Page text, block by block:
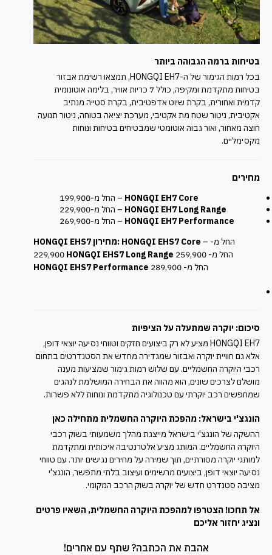
בטיחות ברמה הגבוהה ביותר
בכל רמות הגימור של ה-HONGQI EH7, תמצאו רשימת אבזור
בטיחות מתקדמת ומקיפה, כולל 7 כריות אוויר, בלימה אוטונומית
קדמית ואחורית, בקרת שיוט אדפטיבית, בקרת סטייה מנתיב
אקטיבית, ניטור שטח מת אקטיבי, מערכת יציאה בטוחה, ניטור תנועה
חוצה מאחור, ואור גבוה אוטומטי שמבטיחים בטיחות ונוחות
מקסימליים.
מחירים
HONGQI EH7 Core – החל מ-199,900 ₪
HONGQI EH7 Long Range – החל מ-229,900 ₪
HONGQI EH7 Performance – החל מ-269,900 ₪
HONGQI
EHS7 מחירון: HONGQI EHS7 Core – החל מ-
HONGQI EHS7 Long Range
HONGQI EHS7 Performance
סיכום: יוקרה שמתעלה על הציפיות
HONGQI EH7 מציע לא רק ביצועים חזקים וטווחי נסיעה יוצאי דופן,
אלא גם חוויית יוקרה ואבזור שמגדירה מחדש את הסטנדרטים בתחום
רכבי היוקרה החשמליים. עם שלוש רמות גימור שמציעות מענה
מושלם לצרכים שונים, הוא מהווה את הבחירה המושלמת לנהגים
שמחפשים רכב יוקרתי עם טכנולוגיה מתקדמת ונוחות ללא פשרות.
הונגצ'י בישראל: מהפכת היוקרה החשמלית מתחילה כאן
ההשקה של הונגצ'י בישראל מייצגת מהלך משמעותי בשוק רכבי
היוקרה החשמליים. המותג מציע אלטרנטיבה איכותית ומתקדמת
למותגי יוקרה מסורתיים, תוך שמירה על מחירים נגישים יותר. עם טווחי
נסיעה יוצאי דופן, ביצועים מרשימים ועיצוב בלתי מתפשר, הונגצ'י
מציבה סטנדרט חדש של יוקרה בשוק הרכב המקומי.
אל תחכו! הצטרפו למהפכת היוקרה החשמלית, השאיו פרטים
ונציג יחזור אליכם
אהבת את הכתבה? שתף עם אחרים!